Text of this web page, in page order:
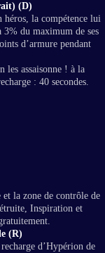
(D)
héros, la compétence lui
3% du maximum de ses
d’armure pendant
les assaisonne ! à la
: 40 secondes.
la zone de contrôle de
Inspiration et
(R)
d’Hypérion de